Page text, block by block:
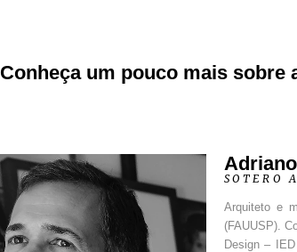
Conheça um pouco mais
SOTERO
Arquiteto e
(FAUUSP).
Design –